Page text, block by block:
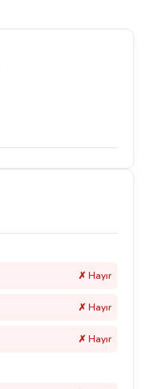
✗ Hayır
✗ Hayır
✗ Hayır